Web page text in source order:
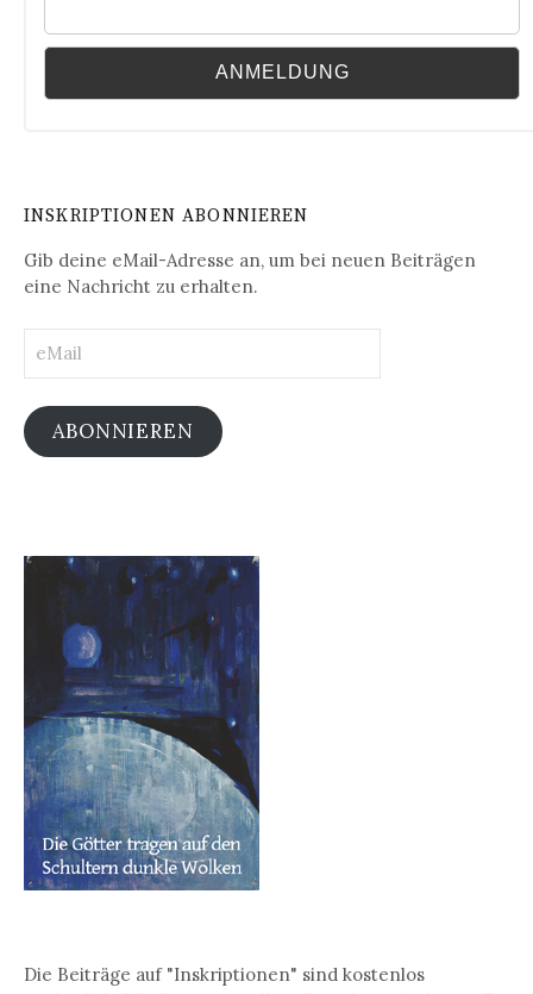
INSKRIPTIONEN ABONNIEREN
Gib deine eMail-Adresse an, um bei neuen Beiträgen
eine Nachricht zu erhalten.
ABONNIEREN
Die Beiträge auf "Inskriptionen" sind kostenlos